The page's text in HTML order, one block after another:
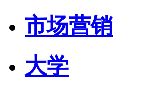
市场营销
大学